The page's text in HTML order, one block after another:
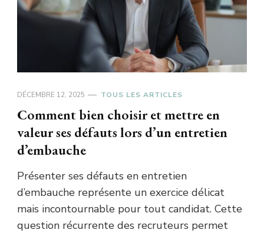
DÉCEMBRE 12, 2025 TOUS LES ARTICLES
Comment bien choisir et mettre en
valeur ses défauts lors d’un entretien
d’embauche
Présenter ses défauts en entretien
d’embauche représente un exercice délicat
mais incontournable pour tout candidat. Cette
question récurrente des recruteurs permet